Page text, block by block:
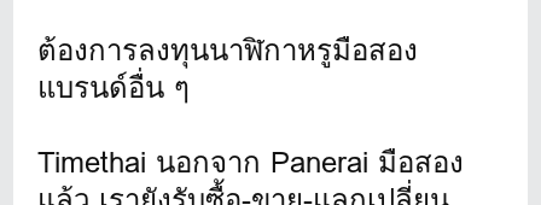
ต้องการลงทุนนาฬิกาหรูมือสอง
แบรนด์อื่น ๆ
Timethai นอกจาก Panerai มือสอง